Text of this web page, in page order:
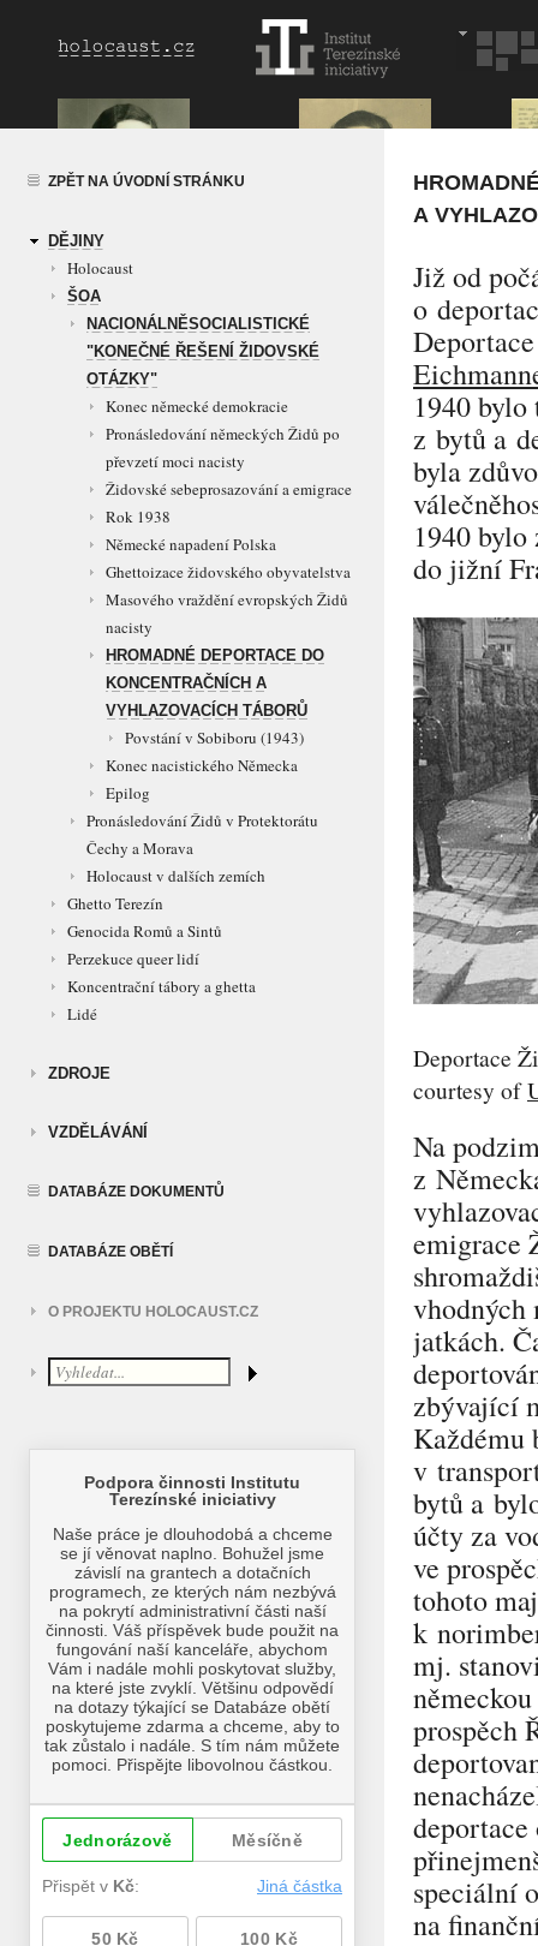
ZPĚT NA ÚVODNÍ STRÁNKU
DĚJINY
Holocaust
ŠOA
NACIONÁLNĚSOCIALISTICKÉ
"KONEČNÉ ŘEŠENÍ ŽIDOVSKÉ
OTÁZKY"
Konec německé demokracie
Pronásledování německých Židů po
převzetí moci nacisty
Židovské sebeprosazování a emigrace
Rok 1938
Německé napadení Polska
Ghettoizace židovského obyvatelstva
Masového vraždění evropských Židů
nacisty
HROMADNÉ DEPORTACE DO
KONCENTRAČNÍCH A
VYHLAZOVACÍCH TÁBORŮ
Povstání v Sobiboru (1943)
Konec nacistického Německa
Epilog
Pronásledování Židů v Protektorátu
Čechy a Morava
Holocaust v dalších zemích
Ghetto Terezín
Genocida Romů a Sintů
Perzekuce queer lidí
Koncentrační tábory a ghetta
Lidé
ZDROJE
VZDĚLÁVÁNÍ
DATABÁZE DOKUMENTŮ
DATABÁZE OBĚTÍ
O PROJEKTU HOLOCAUST.CZ
A
Již od
o
1940
z bytů a
byla
1940 bylo
do jižní
Deportace
courtesy of
Na
z
emigrace
vhodných
jatkách.
zbývající
v
bytů a
účty za
ve
tohoto
k
mj.
prospěch
deportace
speciální
na